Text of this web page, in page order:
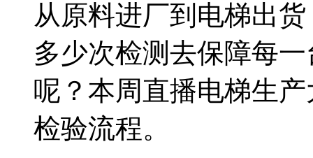
从原料进厂到电梯出
多少次检测去保障每
呢？本周直播电梯生
检验流程。